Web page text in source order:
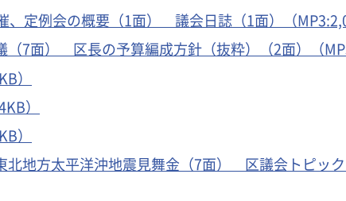
定例会の概要（1面） 議会日誌（1面）（
7面） 区長の予算編成方針（抜粋）（2面）（
）
）
）
地方太平洋沖地震見舞金（7面） 区議会トピック